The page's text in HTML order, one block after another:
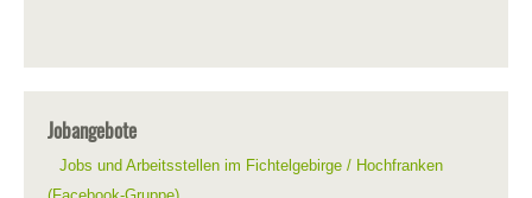
Jobangebote
Jobs und Arbeitsstellen im Fichtelgebirge / Hochfranken